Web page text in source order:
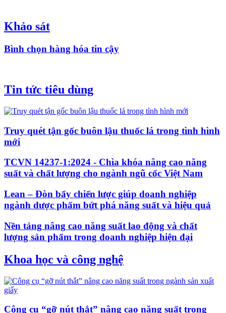
Khảo sát
Bình chọn hàng hóa tin cậy
Tin tức tiêu dùng
Truy quét tận gốc buôn lậu thuốc lá trong tình hình
mới
TCVN 14237-1:2024 - Chìa khóa nâng cao năng
suất và chất lượng cho ngành ngũ cốc Việt Nam
Lean – Đòn bẩy chiến lược giúp doanh nghiệp
ngành dược phẩm bứt phá năng suất và hiệu quả
Nền tảng nâng cao năng suất lao động và chất
lượng sản phẩm trong doanh nghiệp hiện đại
Khoa học và công nghệ
Công cụ “gỡ nút thắt” nâng cao năng suất trong